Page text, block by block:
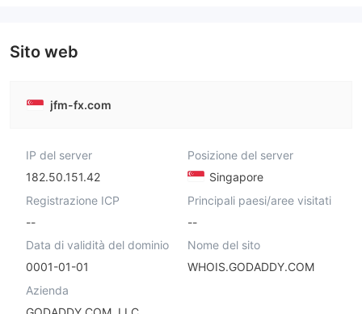
Sito web
jfm-fx.com
IP del server
182.50.151.42
Posizione del server
Singapore
Registrazione ICP
--
Principali paesi/aree visitati
--
Data di validità del dominio
0001-01-01
Nome del sito
WHOIS.GODADDY.COM
Azienda